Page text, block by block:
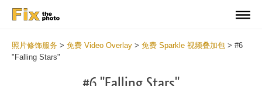
照片修饰服务 > 免费 Video Overlay > 免费 Sparkle 视频叠加包 > #6
"Falling Stars"